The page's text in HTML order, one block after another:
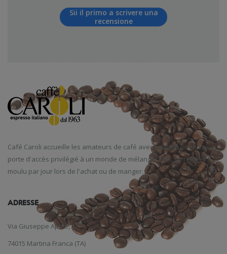
Sii il primo a scrivere una
recensione
Café Caroli accueille les amateurs de café avec un parfum enivrant,
porte d'accès privilégié à un monde de mélanges fins torréfié et
moulu par jour lors de l'achat ou de manger.
ADRESSE
Via Giuseppe Aprile, 12
74015 Martina Franca (TA)